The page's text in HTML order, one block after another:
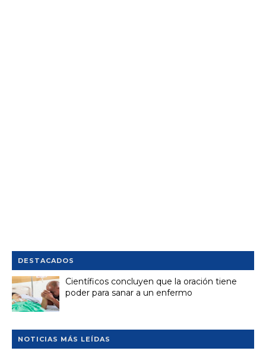
DESTACADOS
Científicos concluyen que la oración tiene
poder para sanar a un enfermo
NOTICIAS MÁS LEÍDAS